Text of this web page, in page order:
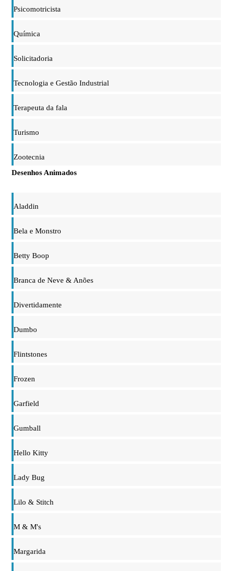
Psicomotricista
Química
Solicitadoria
Tecnologia e Gestão Industrial
Terapeuta da fala
Turismo
Zootecnia
Desenhos Animados
Aladdin
Bela e Monstro
Betty Boop
Branca de Neve & Anões
Divertidamente
Dumbo
Flintstones
Frozen
Garfield
Gumball
Hello Kitty
Lady Bug
Lilo & Stitch
M & M's
Margarida